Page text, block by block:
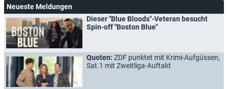
Neueste Meldungen
Dieser "Blue Bloods"-Veteran besucht
Spin-off "Boston Blue"
Quoten: ZDF punktet mit Krimi-Aufgüssen,
Sat.1 mit Zweitliga-Auftakt